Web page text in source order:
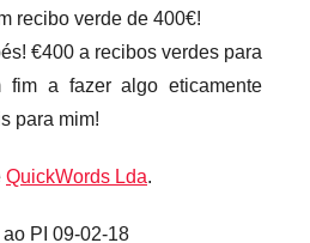
recibo verde de 400€!
€400 a recibos verdes para
fim a fazer algo eticamente
para mim!
QuickWords Lda.
PI 09-02-18